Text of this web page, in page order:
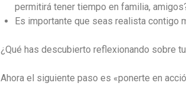
permitirá tener tiempo en familia,
Es importante que seas realista contigo
¿Qué has descubierto reflexionando sobre
Ahora el siguiente paso es «ponerte en